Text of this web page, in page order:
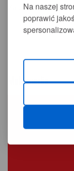
Na naszej
poprawić
Za utrudnienia
Multimedia